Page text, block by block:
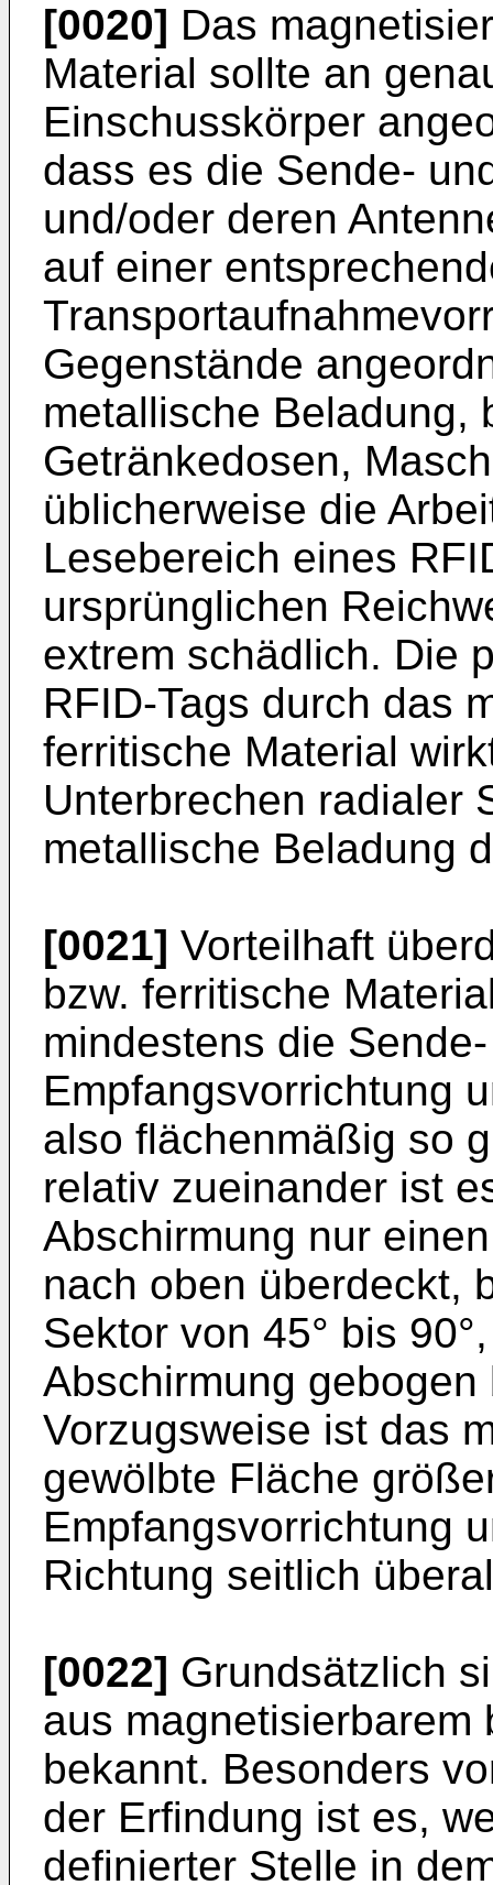
[0020] Das
Material sollte an
Einschusskörper
dass es die Sende-
und/oder deren
auf einer
Gegenstände
metallische Beladung,
Getränkedosen,
üblicherweise die
Lesebereich eines
ursprünglichen
extrem schädlich. Die
RFID-Tags durch das
ferritische Material
Unterbrechen radialer
metallische Beladung
[0021] Vorteilhaft
bzw. ferritische
mindestens die
Empfangsvorrichtung
also flächenmäßig so
relativ zueinander ist
Abschirmung nur
nach oben überdeckt,
Sektor von 45° bis
Abschirmung
Vorzugsweise ist das
gewölbte Fläche
Empfangsvorrichtung
Richtung seitlich
[0022] Grundsätzlich
aus magnetisierbarem
bekannt. Besonders
der Erfindung ist es,
definierter Stelle in